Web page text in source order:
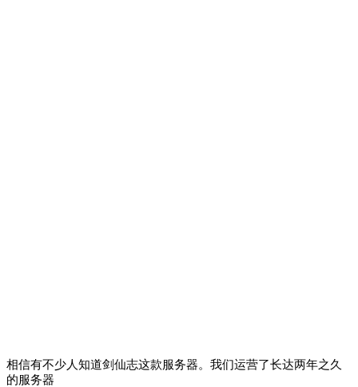
相信有不少人知道剑仙志这款服务器。我们运营了长达两年之久
的服务器